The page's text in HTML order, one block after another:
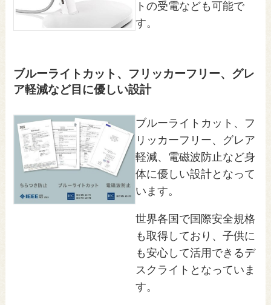
トの受電なども可能で
す。
ブルーライトカット、フリッカーフリー、グレ
ア軽減など目に優しい設計
ブルーライトカット、フ
リッカーフリー、グレア
軽減、電磁波防止など身
体に優しい設計となって
います。
世界各国で国際安全規格
も取得しており、子供に
も安心して活用できるデ
スクライトとなっていま
す。